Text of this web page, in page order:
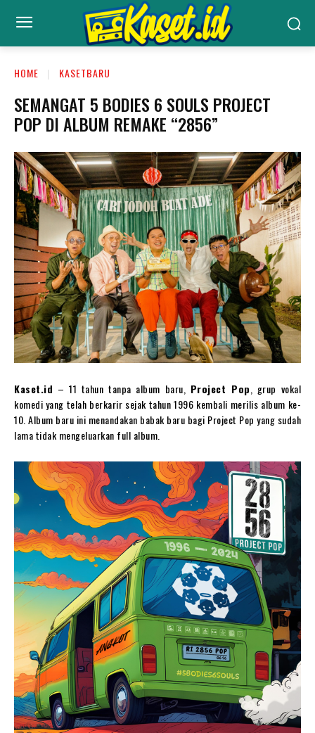
HOME KASETBARU
SEMANGAT 5 BODIES 6 SOULS PROJECT
POP DI ALBUM REMAKE “2856”
Kaset.id – 11 tahun tanpa album baru, Project Pop, grup vokal
komedi yang telah berkarir sejak tahun 1996 kembali merilis album ke-
10. Album baru ini menandakan babak baru bagi Project Pop yang sudah
lama tidak mengeluarkan full album.